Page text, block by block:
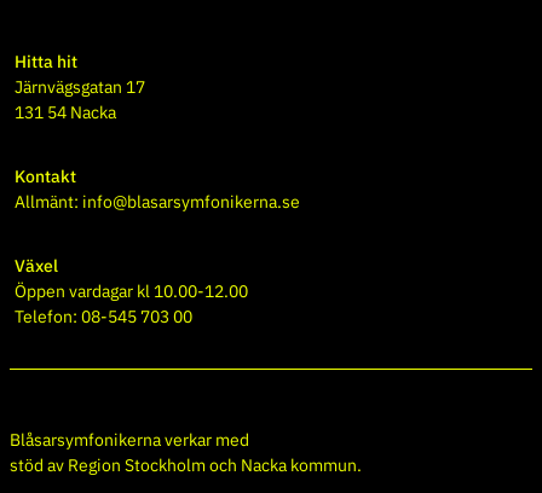
Hitta hit
Järnvägsgatan 17
131 54 Nacka
Kontakt
Allmänt: info@blasarsymfonikerna.se
Växel
Öppen vardagar kl 10.00-12.00
Telefon: 08-545 703 00
Blåsarsymfonikerna verkar med
stöd av Region Stockholmoch Nacka kommun.